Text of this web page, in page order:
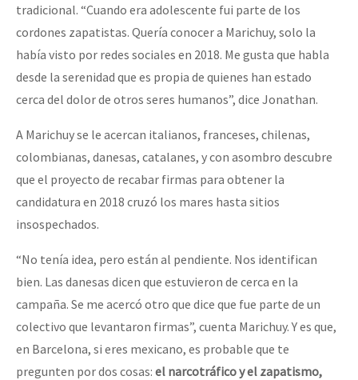
tradicional. “Cuando era adolescente fui parte de los
cordones zapatistas. Quería conocer a Marichuy, solo la
había visto por redes sociales en 2018. Me gusta que habla
desde la serenidad que es propia de quienes han estado
cerca del dolor de otros seres humanos”, dice Jonathan.
A Marichuy se le acercan italianos, franceses, chilenas,
colombianas, danesas, catalanes, y con asombro descubre
que el proyecto de recabar firmas para obtener la
candidatura en 2018 cruzó los mares hasta sitios
insospechados.
“No tenía idea, pero están al pendiente. Nos identifican
bien. Las danesas dicen que estuvieron de cerca en la
campaña. Se me acercó otro que dice que fue parte de un
colectivo que levantaron firmas”, cuenta Marichuy. Y es que,
en Barcelona, si eres mexicano, es probable que te
pregunten por dos cosas: el narcotráfico y el zapatismo,